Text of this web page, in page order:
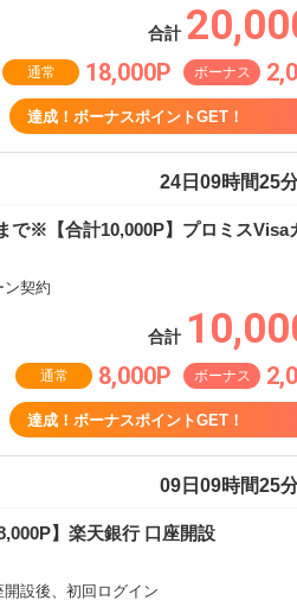
合計
通常 18,000P ボーナス
達成！ボーナスポイントGET！
24日09時間25
で※【合計10,000P】プロミスVisa
ン契約
合計
通常 8,000P ボーナス
達成！ボーナスポイントGET！
09日09時間25
8,000P】楽天銀行 口座開設
開設後、初回ログイン